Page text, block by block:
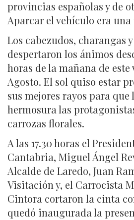
provincias españolas y de
Aparcar el vehículo era
Los cabezudos, charangas
despertaron los ánimos
horas de la mañana de este
Agosto. El sol quiso estar
sus mejores rayos para que
hermosura las
carrozas florales.
A las 17.30 horas el
Cantabria, Miguel Ángel
Alcalde de Laredo, Juan
Visitación y, el Carrocista
Cintora cortaron la cinta
quedó inaugurada la